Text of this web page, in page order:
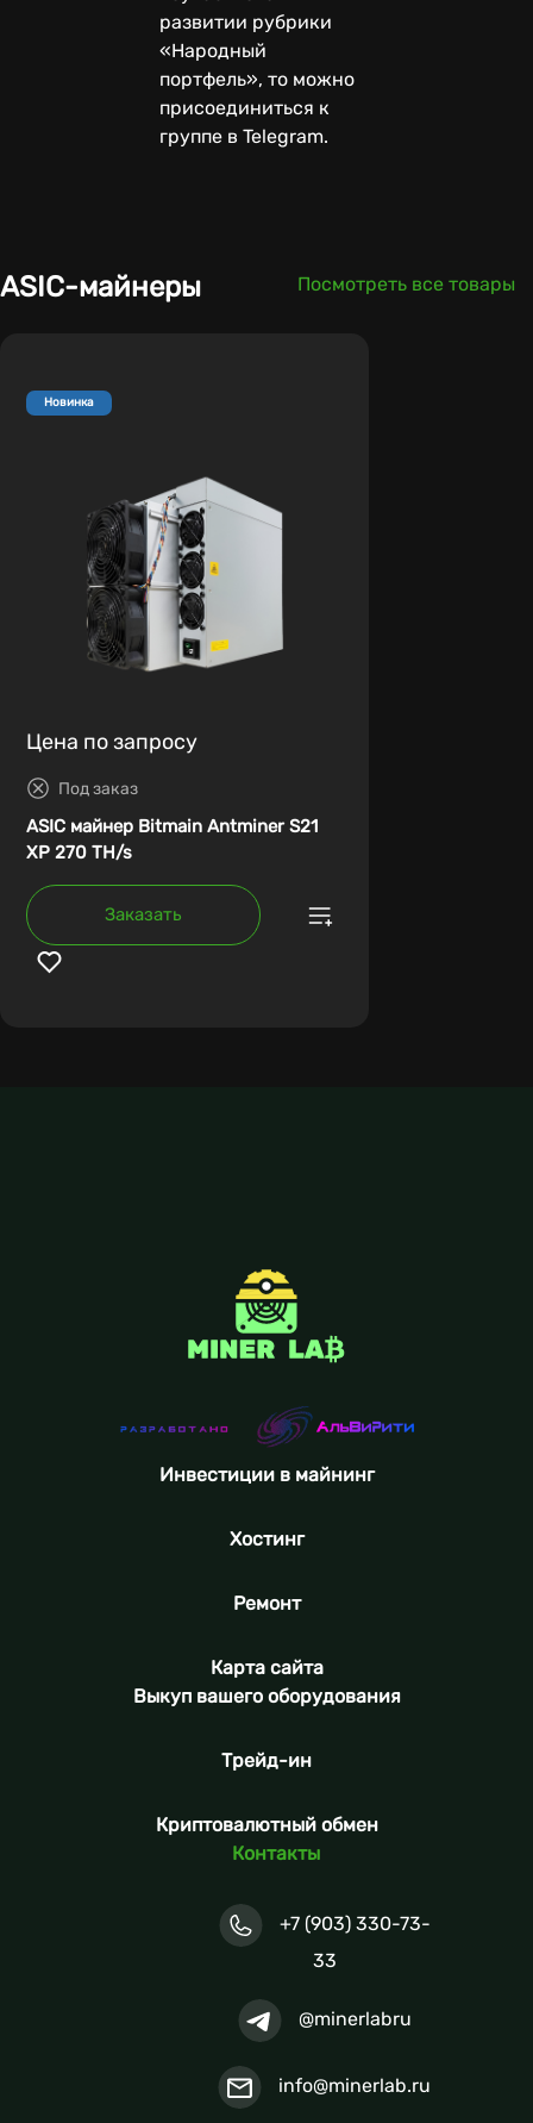
развитии рубрики
«Народный
портфель», то можно
присоединиться к
группе в Telegram.
ASIC-майнеры Посмотреть все товары
Новинка
Цена по запросу
Под заказ
ASIC майнер Bitmain Antminer S21
XP 270 TH/s
Заказать
Инвестиции в майнинг
Хостинг
Ремонт
Карта сайта
Выкуп вашего оборудования
Трейд-ин
Криптовалютный обмен
Контакты
+7 (903) 330-73-
33
@minerlabru
info@minerlab.ru